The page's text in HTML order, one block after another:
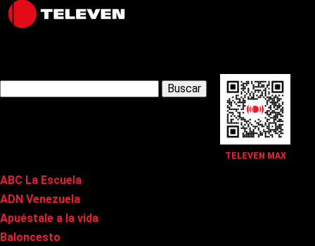
TELEVEN MAX
Latest Posts
ABC La Escuela
ADN Venezuela
Apuéstale a la vida
Baloncesto